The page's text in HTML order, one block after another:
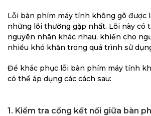
Lỗi bàn phím máy tính không gõ được
những lỗi thường gặp nhất. Lỗi này có
nguyên nhân khác nhau, khiến cho
nhiều khó khăn trong quá trình sử
Để khắc phục lỗi bàn phím máy tính
có thể áp dụng các cách sau:
1. Kiểm tra cổng kết nối giữa bàn